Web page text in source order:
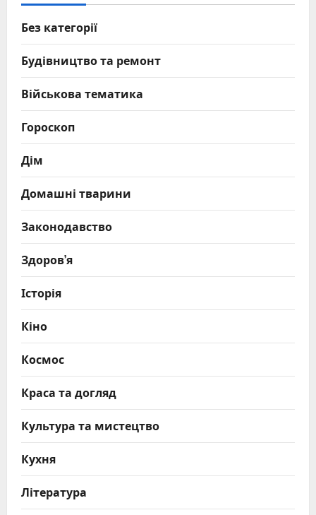
Без категорії
Будівництво та ремонт
Військова тематика
Гороскоп
Дім
Домашні тварини
Законодавство
Здоров’я
Історія
Кіно
Космос
Краса та догляд
Культура та мистецтво
Кухня
Література